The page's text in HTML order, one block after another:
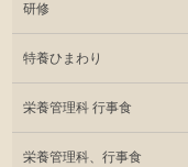
研修
特養ひまわり
栄養管理科 行事食
栄養管理科、行事食